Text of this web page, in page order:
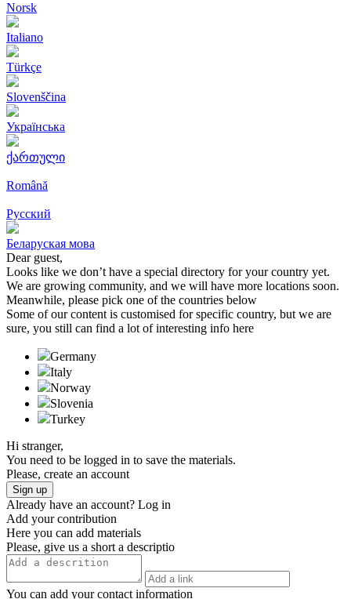
Norsk
Italiano
Türkçe
Slovenščina
Українська
ქართული
Română
Русский
Беларуская мова
Dear guest,
Looks like we don’t have a special directory for your country yet.
We are growing community, and we will have more locations soon.
Meanwhile, please pick one of the countries below
Some of our content is customised for specific country, but we are
sure, you still can find a lot of interesting info here
Germany
Italy
Norway
Slovenia
Turkeу
Hi stranger,
You need to be logged in to save the materials.
Please, create an account
Sign up
Already have an account? Log in
Add your contribution
Here you can add materials
Please, give us a short a descriptio
You can add your contact information